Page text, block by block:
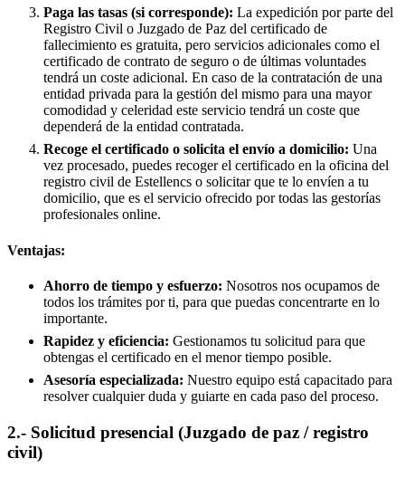
Paga las tasas (si corresponde): La expedición por parte del
Registro Civil o Juzgado de Paz del certificado de
fallecimiento es gratuita, pero servicios adicionales como el
certificado de contrato de seguro o de últimas voluntades
tendrá un coste adicional. En caso de la contratación de una
entidad privada para la gestión del mismo para una mayor
comodidad y celeridad este servicio tendrá un coste que
dependerá de la entidad contratada.
Recoge el certificado o solicita el envío a domicilio: Una
vez procesado, puedes recoger el certificado en la oficina del
registro civil de Estellencs o solicitar que te lo envíen a tu
domicilio, que es el servicio ofrecido por todas las gestorías
profesionales online.
Ventajas:
Ahorro de tiempo y esfuerzo: Nosotros nos ocupamos de
todos los trámites por ti, para que puedas concentrarte en lo
importante.
Rapidez y eficiencia: Gestionamos tu solicitud para que
obtengas el certificado en el menor tiempo posible.
Asesoría especializada: Nuestro equipo está capacitado para
resolver cualquier duda y guiarte en cada paso del proceso.
2.- Solicitud presencial (Juzgado de paz / registro
civil)